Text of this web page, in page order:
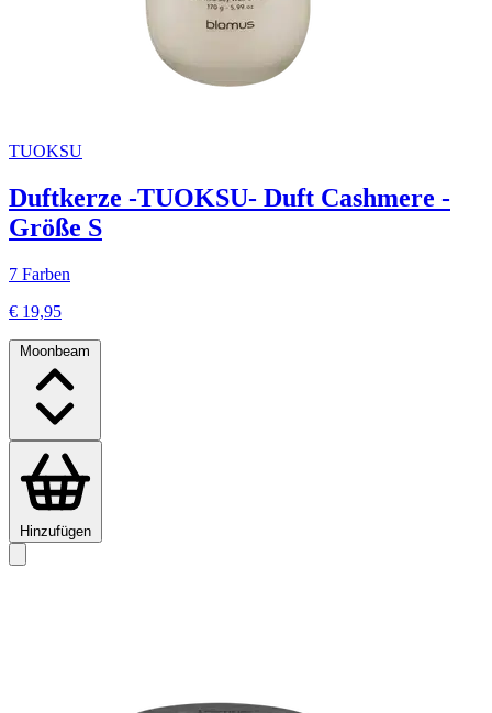
TUOKSU
Duftkerze -TUOKSU- Duft Cashmere -
Größe S
7 Farben
€ 19,95
Moonbeam
Hinzufügen